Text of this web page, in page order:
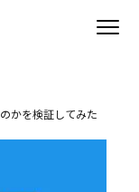
かを検証してみた